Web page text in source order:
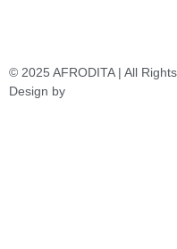
© 2025 AFRODITA | All
Design by